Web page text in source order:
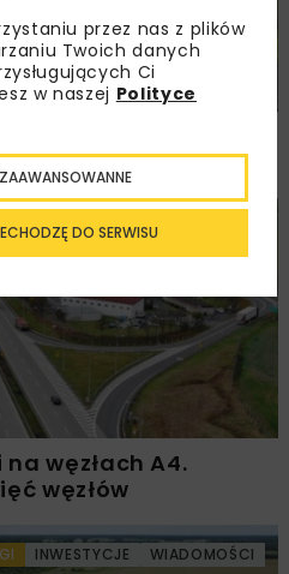
Mirkowem
UE
INWESTYCJE WIADOMOŚCI
węzłach A4.
węzłów
INWESTYCJE WIADOMOŚCI
przez nas z plików
Twoich danych
Ci
w naszej Polityce
DO SERWISU